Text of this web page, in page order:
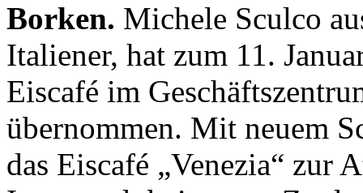
Borken. Michele Sculco
Italiener, hat zum 11.
Eiscafé im
übernommen. Mit neuem
das Eiscafé „Venezia“ zur